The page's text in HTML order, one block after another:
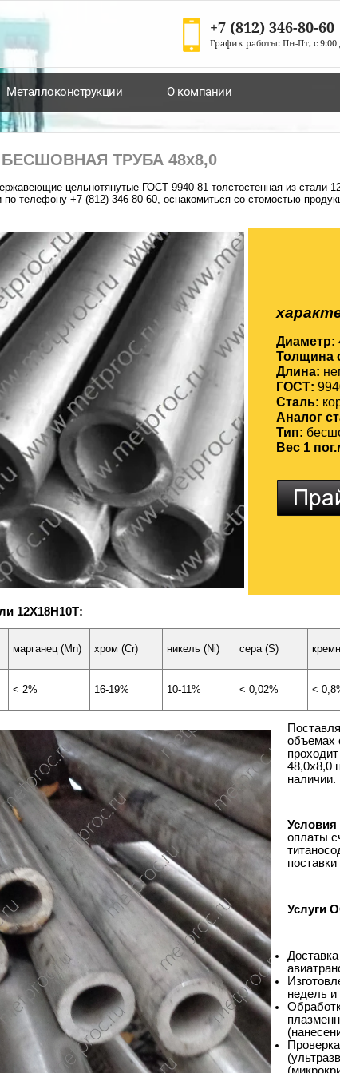
+7 (812) 346-80-60
График работы: Пн-Пт, с
Металлоконструкции О компании
ТРУБА 48х8,0
цельнотянутые ГОСТ 9940-81 толстостенная из стали
по телефону +7 (812) 346-80-60, оснакомиться со стомостью
Диаметр:
Толщина
Длина:
ГОСТ:
Сталь:
Аналог
Тип:
Вес 1
12Х18Н10Т:
марганец (Mn) хром (Cr) никель (Ni) сера (S)
< 2% 16-19% 10-11% < 0,02% <
объемах
48,0х8,0
наличии.
Условия
оплаты
Услуги
недель